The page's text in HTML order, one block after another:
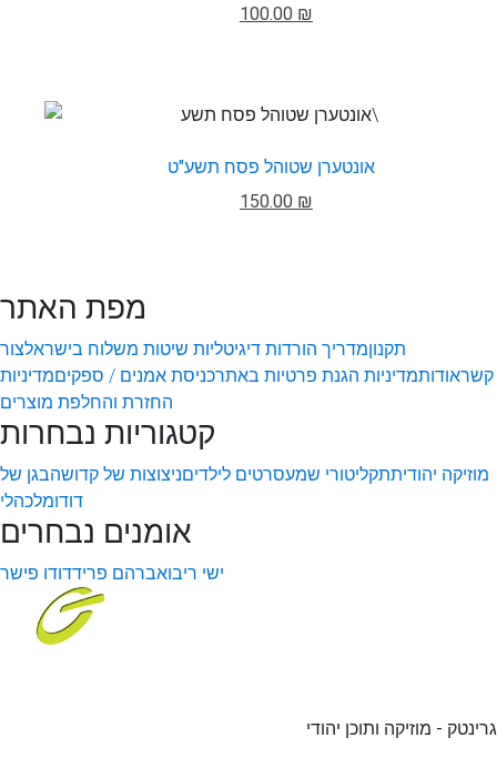
100.00 ₪
אונטערן שטוהל פסח תשע"ט
150.00 ₪
מפת האתר
תקנוןמדריך הורדות דיגיטליות שיטות משלוח בישראלצור
קשראודותמדיניות הגנת פרטיות באתרכניסת אמנים / ספקיםמדיניות
החזרת והחלפת מוצרים
קטגוריות נבחרות
מוזיקה יהודיתתקליטורי שמעסרטים לילדיםניצוצות של קדושהבגן של
דודומלכהלי
אומנים נבחרים
ישי ריבואברהם פרידדודו פישר
גרינטק - מוזיקה ותוכן יהודי